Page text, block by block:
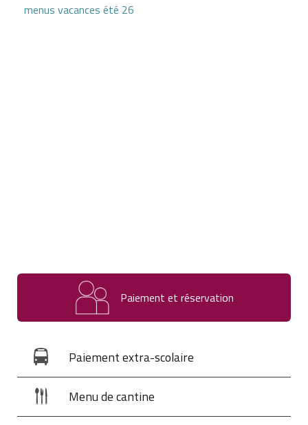
menus vacances été 26
Paiement et réservation
Paiement extra-scolaire
Menu de cantine